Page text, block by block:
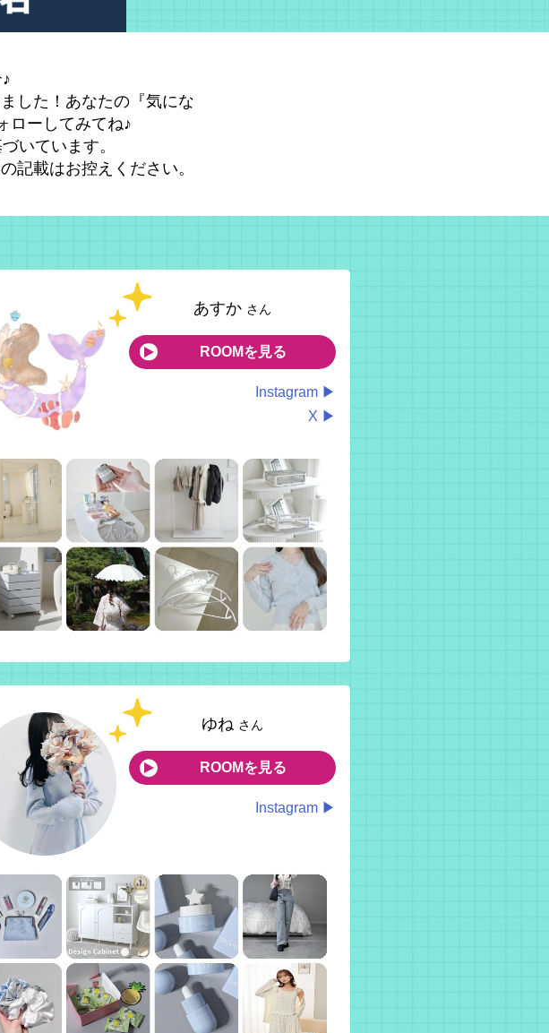
した！あなたの『気にな
ローしてみてね♪
いています。
記載はお控えください。
あすか さん
ROOMを見る
Instagram ▶
X ▶
ゆね さん
ROOMを見る
Instagram ▶